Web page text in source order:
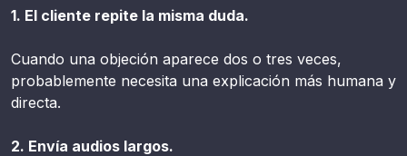
1. El cliente repite la misma duda.
Cuando una objeción aparece dos o tres veces,
probablemente necesita una explicación más humana y
directa.
2. Envía audios largos.